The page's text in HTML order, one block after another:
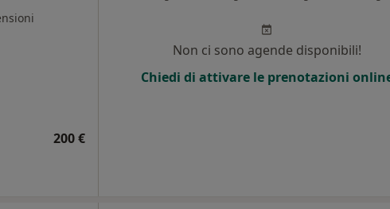
200 €
Non ci sono agende disponibili!
Chiedi di attivare le prenotazioni